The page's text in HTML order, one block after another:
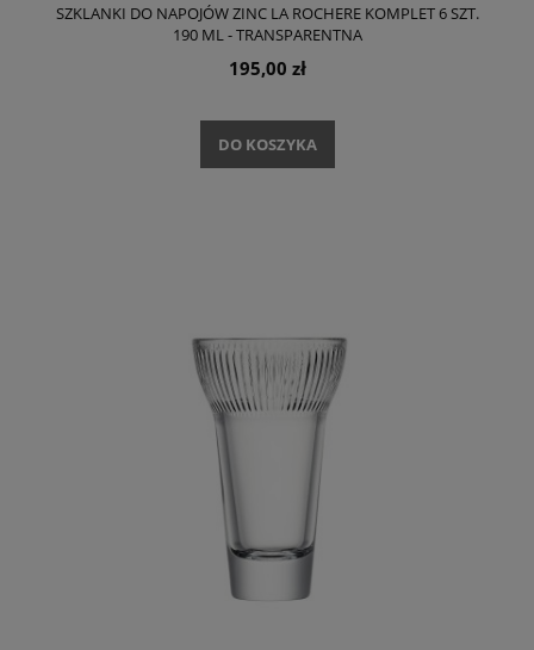
SZKLANKI DO NAPOJÓW ZINC LA ROCHERE KOMPLET 6 SZT.
190 ML - TRANSPARENTNA
195,00 zł
DO KOSZYKA